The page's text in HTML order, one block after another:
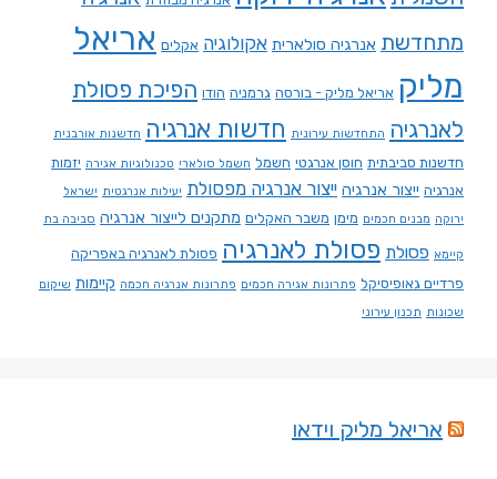
מתחדשת אנרגיה סולארית אקולוגיה אקלים אריאל
מליק אריאל מליק - בורסה גרמניה הודו הפיכת פסולת
לאנרגיה התחדשות עירונית חדשות אנרגיה חדשנות אורבנית
חדשנות סביבתית חוסן אנרגטי חשמל חשמל סולארי טכנולוגיות אגירה יזמות
אנרגיה ייצור אנרגיה ייצור אנרגיה מפסולת יעילות אנרגטית ישראל
ירוקה מבנים חכמים מימן משבר האקלים מתקנים לייצור אנרגיה סביבה בת
קיימא פסולת פסולת לאנרגיה פסולת לאנרגיה באפריקה
פרדיים גאופיסיקל פתרונות אגירה חכמים פתרונות אנרגיה חכמה קיימות שיקום
שכונות תכנון עירוני
אריאל מליק וידאו